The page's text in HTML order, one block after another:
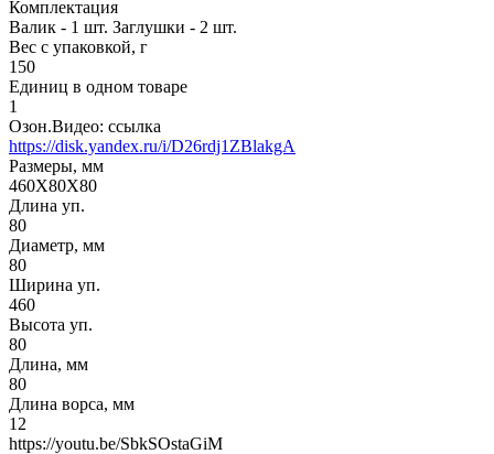
Комплектация
Валик - 1 шт. Заглушки - 2 шт.
Вес с упаковкой, г
150
Единиц в одном товаре
1
Озон.Видео: ссылка
https://disk.yandex.ru/i/D26rdj1ZBlakgA
Размеры, мм
460X80X80
Длина уп.
80
Диаметр, мм
80
Ширина уп.
460
Высота уп.
80
Длина, мм
80
Длина ворса, мм
12
https://youtu.be/SbkSOstaGiM